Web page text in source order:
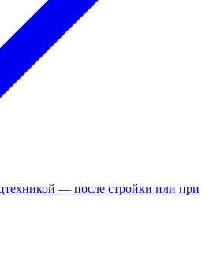
— после стройки или при